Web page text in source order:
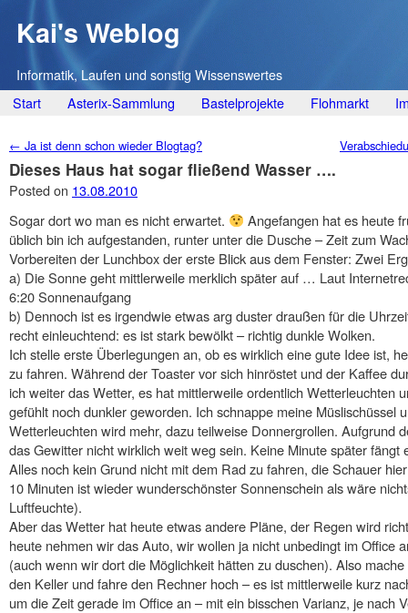
Kai's Weblog
Informatik, Laufen und sonstig Wissenswertes
Main menu
Skip
content
Start Asterix-Sammlung Bastelprojekte Flohmarkt
Post navigation
← Ja ist denn schon wieder Blogtag?
Dieses Haus hat sogar fließend Wasser ….
Posted on 13.08.2010
Sogar dort wo man es nicht erwartet.
Angefangen hat es heute
üblich bin ich aufgestanden, runter unter die Dusche – Zeit zum
Vorbereiten der Lunchbox der erste Blick aus dem Fenster: Zwei
a) Die Sonne geht mittlerweile merklich später auf … Laut
6:20 Sonnenaufgang
b) Dennoch ist es irgendwie etwas arg duster draußen für die
recht einleuchtend: es ist stark bewölkt – richtig dunkle Wolken.
Ich stelle erste Überlegungen an, ob es wirklich eine gute Idee ist,
zu fahren. Während der Toaster vor sich hinröstet und der Kaffee
ich weiter das Wetter, es hat mittlerweile ordentlich Wetterleuchten
gefühlt noch dunkler geworden. Ich schnappe meine Müslischüssel
Wetterleuchten wird mehr, dazu teilweise Donnergrollen. Aufgrund
das Gewitter nicht wirklich weit weg sein. Keine Minute später fängt
Alles noch kein Grund nicht mit dem Rad zu fahren, die Schauer
10 Minuten ist wieder wunderschönster Sonnenschein als wäre
Luftfeuchte).
Aber das Wetter hat heute etwas andere Pläne, der Regen wird
heute nehmen wir das Auto, wir wollen ja nicht unbedingt im Office
(auch wenn wir dort die Möglichkeit hätten zu duschen). Also
den Keller und fahre den Rechner hoch – es ist mittlerweile kurz
um die Zeit gerade im Office an – mit ein bisschen Varianz, je nach